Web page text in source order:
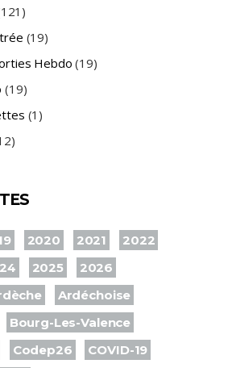
(19)
Hebdo(19)
(19)
(1)
2020 2021
2022
2025
2026
Ardéchoise
Bourg-Les-Valence
Codep26
COVID-19